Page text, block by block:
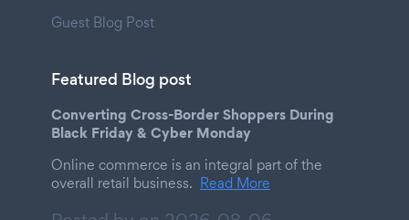
Guest Blog Post
Featured Blog post
Converting Cross-Border Shoppers During
Black Friday & Cyber Monday
Online commerce is an integral part of the
overall retail business. Read More